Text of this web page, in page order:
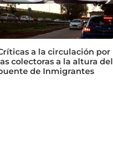
a la circulación por
colectoras a la altura del
de Inmigrantes